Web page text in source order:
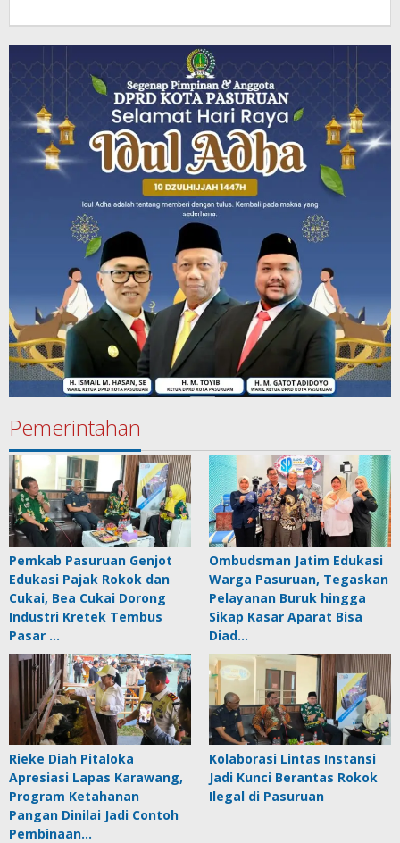
Pemerintahan
Pemkab Pasuruan Genjot
Edukasi Pajak Rokok dan
Cukai, Bea Cukai Dorong
Industri Kretek Tembus
Pasar …
Ombudsman Jatim Edukasi
Warga Pasuruan, Tegaskan
Pelayanan Buruk hingga
Sikap Kasar Aparat Bisa
Diad…
Rieke Diah Pitaloka
Apresiasi Lapas Karawang,
Program Ketahanan
Pangan Dinilai Jadi Contoh
Pembinaan…
Kolaborasi Lintas Instansi
Jadi Kunci Berantas Rokok
Ilegal di Pasuruan